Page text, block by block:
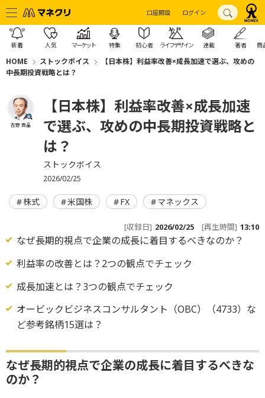
口座開設 ログイン
新着 人気 マーケット 特集 初心者 ライフデザイン 連載 著者 商
HOME ストックボイス
【日本株】利益率改善×成長加速で選ぶ、攻めの
中長期投資戦略とは？
吉野 貴晶
【日本株】利益率改善×成長加速
で選ぶ、攻めの中長期投資戦略と
は？
ストックボイス
2026/02/25
株式 米国株 FX マネックス
[収録日] 2026/02/25 [再生時間] 13:10
なぜ長期的視点で企業の成長に着目するべきなのか？
利益率の改善とは？2つの観点でチェック
成長加速とは？3つの観点でチェック
オービックビジネスコンサルタント（OBC）（4733）な
ど参考銘柄15選は？
なぜ長期的視点で企業の成長に着目するべきな
のか？